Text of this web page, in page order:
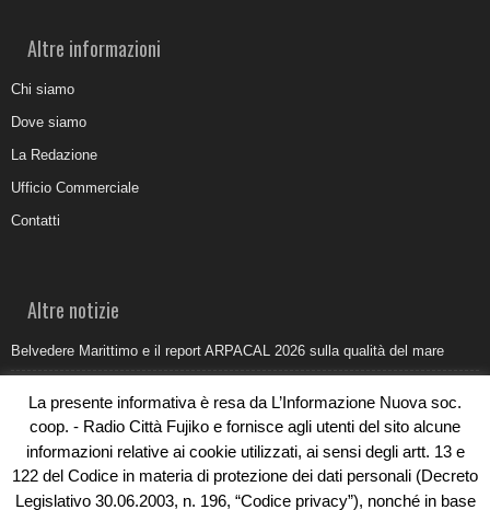
Altre informazioni
Chi siamo
Dove siamo
La Redazione
Ufficio Commerciale
Contatti
Altre notizie
Belvedere Marittimo e il report ARPACAL 2026 sulla qualità del mare
Umidità di risalita in casa, come riconoscere i segnali veri
Torna il Sun Donato Festival 2026
Come il busking moderno ridisegna il paesaggio sonoro urbano
La presente informativa è resa da L’Informazione Nuova soc.
coop. - Radio Città Fujiko e fornisce agli utenti del sito alcune
informazioni relative ai cookie utilizzati, ai sensi degli artt. 13 e
122 del Codice in materia di protezione dei dati personali (Decreto
Legislativo 30.06.2003, n. 196, “Codice privacy”), nonché in base